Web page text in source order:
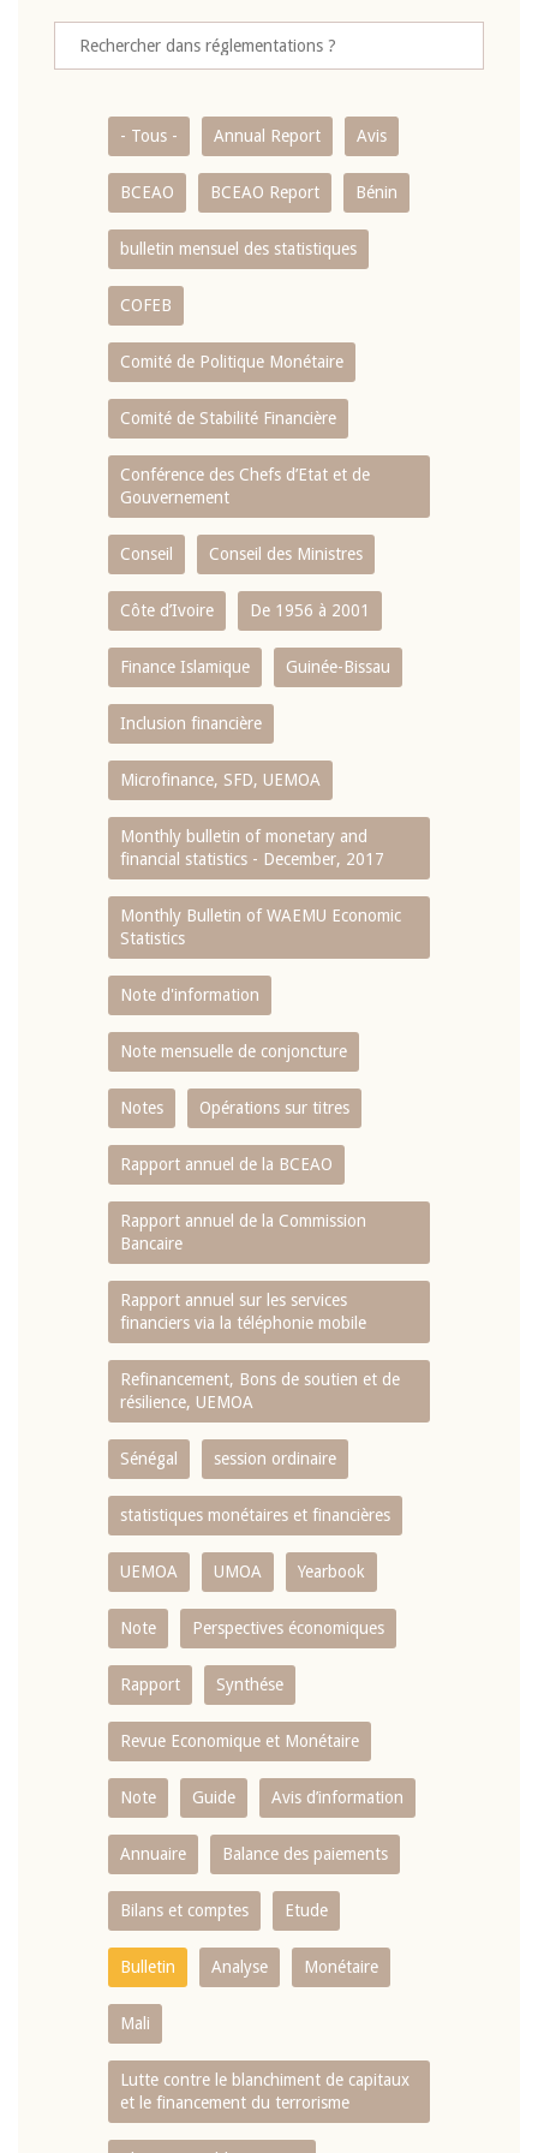
- Tous - Annual Report Avis
BCEAO BCEAO Report Bénin
bulletin mensuel des statistiques
COFEB
Comité de Politique Monétaire
Comité de Stabilité Financière
Conférence des Chefs d’Etat et de
Gouvernement
Conseil Conseil des Ministres
Côte d’Ivoire De 1956 à 2001
Finance Islamique Guinée-Bissau
Inclusion financière
Microfinance, SFD, UEMOA
Monthly bulletin of monetary and
financial statistics - December, 2017
Monthly Bulletin of WAEMU Economic
Statistics
Note d'information
Note mensuelle de conjoncture
Notes Opérations sur titres
Rapport annuel de la BCEAO
Rapport annuel de la Commission
Bancaire
Rapport annuel sur les services
financiers via la téléphonie mobile
Refinancement, Bons de soutien et de
résilience, UEMOA
Sénégal session ordinaire
statistiques monétaires et financières
UEMOA UMOA Yearbook
Note Perspectives économiques
Rapport Synthése
Revue Economique et Monétaire
Note Guide Avis d’information
Annuaire Balance des paiements
Bilans et comptes Etude
Bulletin Analyse Monétaire
Mali
Lutte contre le blanchiment de capitaux
et le financement du terrorisme